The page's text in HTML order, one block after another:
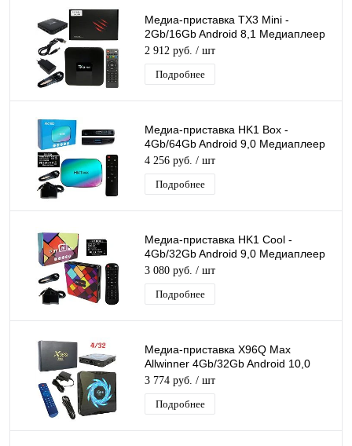
Медиа-приставка TX3 Mini -
2Gb/16Gb Android 8,1 Медиаплеер
Smart tv IPTV OTT приставка 4K HD
H.265
2 912 руб. / шт
Подробнее
Медиа-приставка HK1 Box -
4Gb/64Gb Android 9,0 Медиаплеер
Smart tv IPTV OTT приставка 4K HD
H.265
4 256 руб. / шт
Подробнее
Медиа-приставка HK1 Cool -
4Gb/32Gb Android 9,0 Медиаплеер
Smart tv IPTV OTT приставка 4K HD
H.265
3 080 руб. / шт
Подробнее
Медиа-приставка X96Q Max
Allwinner 4Gb/32Gb Android 10,0
Медиаплеер Smart tv IPTV
приставка 4K H.265
3 774 руб. / шт
Подробнее